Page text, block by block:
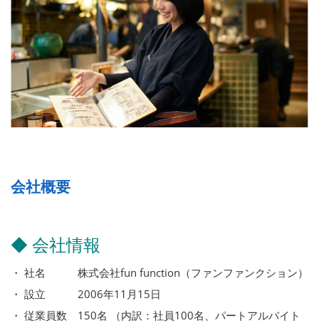
会社概要
◆ 会社情報
・ 社名 株式会社fun function（ファンファンクション）
・ 設立 2006年11月15日
・ 従業員数 150名 （内訳：社員100名、パートアルバイト